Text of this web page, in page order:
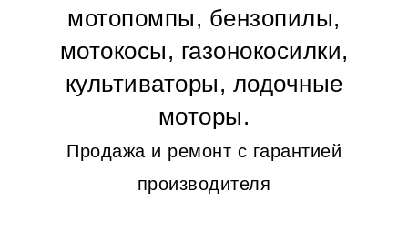
мотопомпы, бензопилы,
мотокосы, газонокосилки,
культиваторы, лодочные
моторы.
Продажа и ремонт с гарантией
производителя